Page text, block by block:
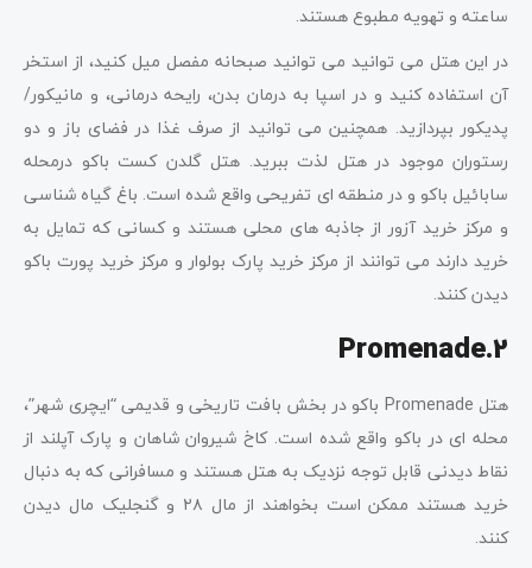
ساعته و تهویه مطبوع هستند.
در این هتل می توانید می توانید صبحانه مفصل میل کنید، از استخر
آن استفاده کنید و در اسپا به درمان بدن، رایحه درمانی، و مانیکور/
پدیکور بپردازید. همچنین می توانید از صرف غذا در فضای باز و دو
رستوران موجود در هتل لذت ببرید. هتل گلدن کست باکو درمحله
سابائیل باکو و در منطقه ای تفریحی واقع شده است. باغ گیاه شناسی
و مرکز خرید آزور از جاذبه های محلی هستند و کسانی که تمایل به
خرید دارند می توانند از مرکز خرید پارک بولوار و مرکز خرید پورت باکو
دیدن کنند.
Promenade.2
هتل Promenade باکو در بخش بافت تاریخی و قدیمی “ایچری شهر”،
محله ای در باکو واقع شده است. کاخ شیروان شاهان و پارک آپلند از
نقاط دیدنی قابل توجه نزدیک به هتل هستند و مسافرانی که به دنبال
خرید هستند ممکن است بخواهند از مال ۲۸ و گنجلیک مال دیدن
کنند.